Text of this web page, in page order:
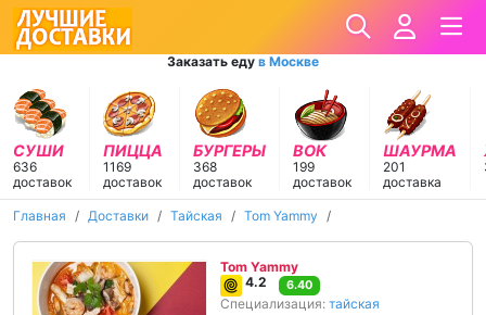
Заказать еду в Москве
СУШИ
636
доставок
ПИЦЦА
1169
доставок
БУРГЕРЫ
368
доставок
ВОК
199
доставок
ШАУРМА
201
доставка
Главная Доставки Тайская Tom Yammy
Tom Yammy
4.2
6.40
Специализация: тайская